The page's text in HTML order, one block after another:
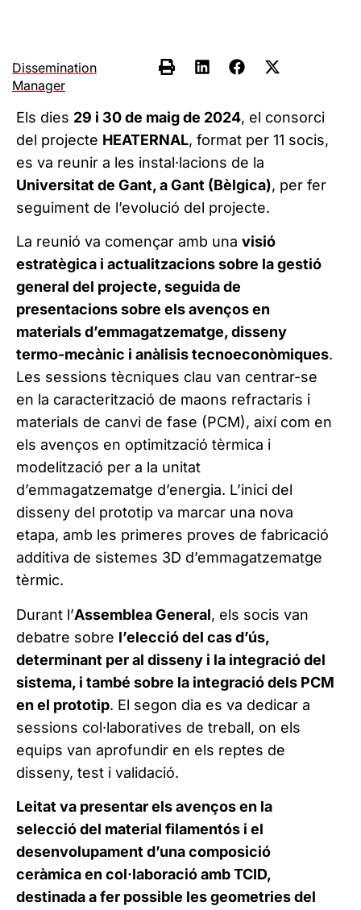
Dissemination
Manager
Els dies 29 i 30 de maig de 2024, el consorci
del projecte HEATERNAL, format per 11 socis,
es va reunir a les instal·lacions de la
Universitat de Gant, a Gant (Bèlgica), per fer
seguiment de l’evolució del projecte.
La reunió va començar amb una visió
estratègica i actualitzacions sobre la gestió
general del projecte, seguida de
presentacions sobre els avenços en
materials d’emmagatzematge, disseny
termo-mecànic i anàlisis tecnoeconòmiques.
Les sessions tècniques clau van centrar-se
en la caracterització de maons refractaris i
materials de canvi de fase (PCM), així com en
els avenços en optimització tèrmica i
modelització per a la unitat
d’emmagatzematge d’energia. L’inici del
disseny del prototip va marcar una nova
etapa, amb les primeres proves de fabricació
additiva de sistemes 3D d’emmagatzematge
tèrmic.
Durant l’Assemblea General, els socis van
debatre sobre l’elecció del cas d’ús,
determinant per al disseny i la integració del
sistema, i també sobre la integració dels PCM
en el prototip. El segon dia es va dedicar a
sessions col·laboratives de treball, on els
equips van aprofundir en els reptes de
disseny, test i validació.
Leitat va presentar els avenços en la
selecció del material filamentós i el
desenvolupament d’una composició
ceràmica en col·laboració amb TCID,
destinada a fer possible les geometries del